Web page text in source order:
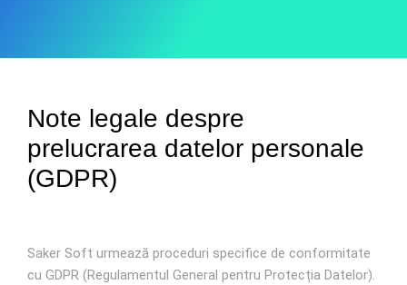
Note legale despre
prelucrarea datelor personale
(GDPR)
Saker Soft urmează proceduri specifice de conformitate
cu GDPR (Regulamentul General pentru Protecția Datelor).